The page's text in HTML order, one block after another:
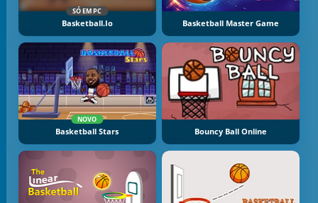
SÓ EM PC
Basketball.io Basketball Master Game
NOVO
Basketball Stars Bouncy Ball Online